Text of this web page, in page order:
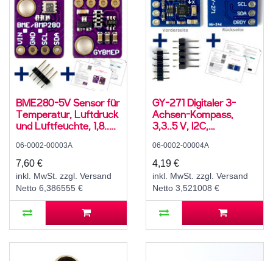
BME280-5V Sensor für
Temperatur, Luftdruck
und Luftfeuchte, 1,8..5
06-0002-00003A
7,60 €
inkl. MwSt. zzgl. Versand
Netto 6,386555 €
GY-271 Digitaler 3-
Achsen-Kompass,
3,3..5 V, I2C,
06-0002-00004A
4,19 €
inkl. MwSt. zzgl. Versand
Netto 3,521008 €